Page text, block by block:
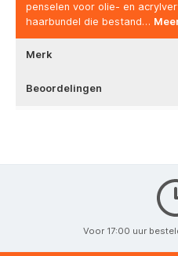
penselen voor olie- en
haarbundel die bestand…
Merk
Beoordelingen
Voor 17:00 uur